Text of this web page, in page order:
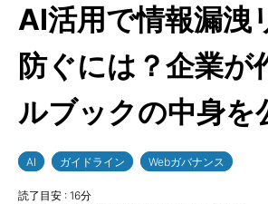
AI活用で情報漏洩
防ぐには？企業が
ルブックの中身を
AI ガイドライン Webガバナンス
読了目安 : 16分